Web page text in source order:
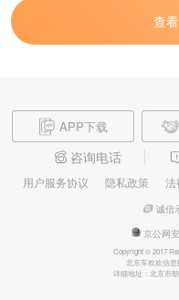
查
APP下载
咨询电话
用户服务协议 隐私政策 法
诚信
京公网
Copyright © 2017
北京车欢欢信息
详细地址：北京市